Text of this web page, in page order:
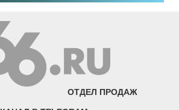
ОТДЕЛ ПРОДАЖ